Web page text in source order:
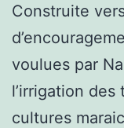
Construite
voulues par
l’irrigation
cultures